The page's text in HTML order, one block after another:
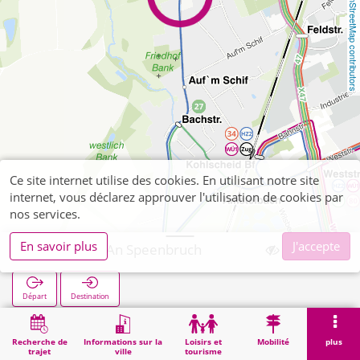
OpenStreetMap contributors
Recherche de
trajet
Informations sur la
ville
Loisirs et
tourisme
Mobilité plus
Kohlscheid An Speenbruch
Départ Destination
Démarrage Kohlscheid An Speenbruch
Ce site internet utilise des cookies. En utilisant notre site
internet, vous déclarez approuver l'utilisation de cookies par
nos services.
En savoir plus
J'accepte